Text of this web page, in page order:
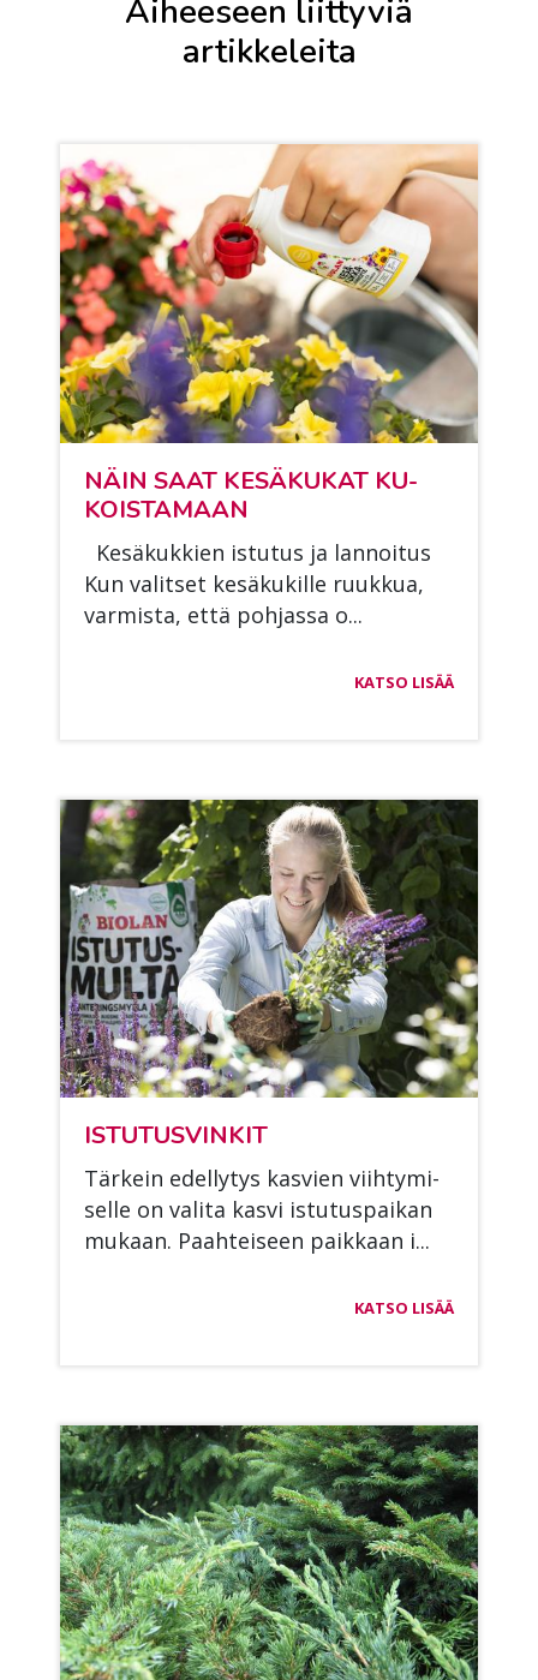
Aiheeseen liittyviä
artikkeleita
NÄIN SAAT KE­SÄ­KU­KAT KU­
KOIS­TA­MAAN
Ke­sä­kuk­kien is­tu­tus ja lan­noi­tus
Kun va­lit­set ke­sä­ku­kil­le ruuk­kua,
var­mis­ta, että poh­jas­sa o...
KATSO LISÄÄ
IS­TU­TUS­VIN­KIT
Tär­kein edel­ly­tys kas­vien viih­ty­mi­
sel­le on va­li­ta kas­vi is­tu­tus­pai­kan
mu­kaan. Paah­tei­seen paik­kaan i...
KATSO LISÄÄ